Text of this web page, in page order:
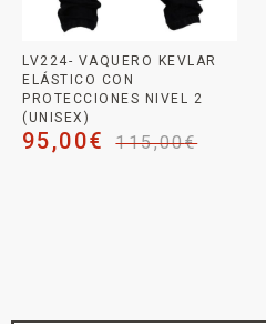
LV224- VAQUERO KEVLAR
ELÁSTICO CON
PROTECCIONES NIVEL 2
(UNISEX)
115,00€
95,00€